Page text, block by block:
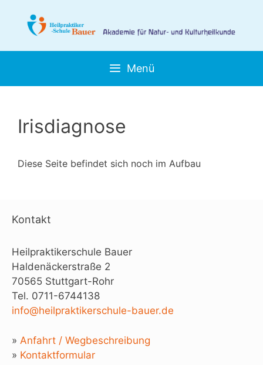
springen
Menü
Irisdiagnose
Diese Seite befindet sich noch im Aufbau
Kontakt
Heilpraktikerschule Bauer
Haldenäckerstraße 2
70565 Stuttgart-Rohr
Tel. 0711-6744138
info@heilpraktikerschule-bauer.de
» Anfahrt / Wegbeschreibung
» Kontaktformular